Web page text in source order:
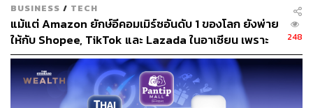
เริ่มทำ DTC (Direct-to-Consumer) หรือเว็บไซต์
Brand.com ของตัวเอง
จากการสำรวจของ Google พบว่า ผู้บริโภคเริ่มสนใจ
ซื้อสินค้าจากเว็บไซต์ Brand.com เพิ่มขึ้น เพราะผู้
BUSINESS / TECH
แม้แต่ Amazon ยักษ์อีคอมเมิร์ซอันดับ 1 ของโลก ยังพ่าย
ให้กับ Shopee, TikTok และ Lazada ในอาเซียน เพราะ
ยกโมเดลอเมริกันมาใช้ทั้งชุดกับตลาดที่คนดูราคาก่อน
แบรนด์
248